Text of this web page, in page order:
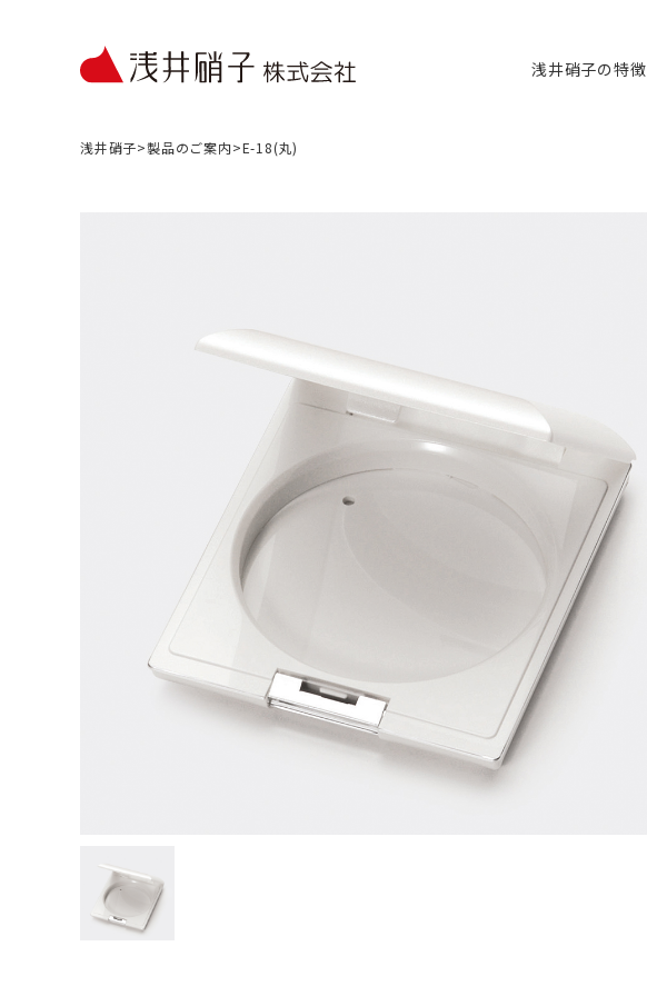
浅井硝子の特徴
浅井硝子>製品のご案内>E-18(丸)